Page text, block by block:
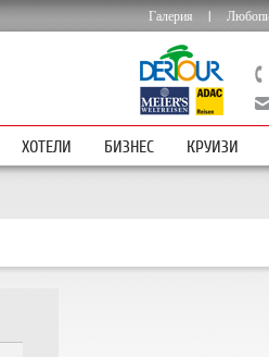
Галерия |
ХОТЕЛИ БИЗНЕС КРУИЗИ